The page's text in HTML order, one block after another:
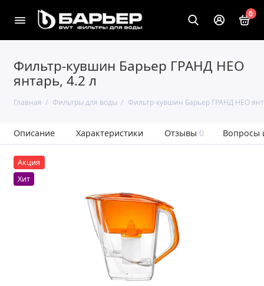
0
Фильтр-кувшин Барьер ГРАНД НЕО
янтарь, 4.2 л
Главная Фильтры для воды Фильтр-кувшин Барьер ГРАНД НЕО
Описание Характеристики Отзывы 0 Вопросы
Акция
Хит